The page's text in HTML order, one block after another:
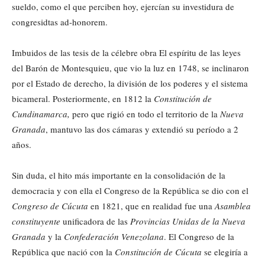
sueldo, como el que perciben hoy, ejercían su investidura de
congresidtas ad-honorem.
Imbuidos de las tesis de la célebre obra El espíritu de las leyes
del Barón de Montesquieu, que vio la luz en 1748, se inclinaron
por el Estado de derecho, la división de los poderes y el sistema
bicameral. Posteriormente, en 1812 la Constitución de
Cundinamarca, pero que rigió en todo el territorio de la Nueva
Granada, mantuvo las dos cámaras y extendió su período a 2
años.
Sin duda, el hito más importante en la consolidación de la
democracia y con ella el Congreso de la República se dio con el
Congreso de Cúcuta en 1821, que en realidad fue unaAsamblea
constituyente unificadora de las Provincias Unidas de la Nueva
Granada y la Confederación Venezolana. El Congreso de la
República que nació con la Constitución de Cúcuta se elegiría a